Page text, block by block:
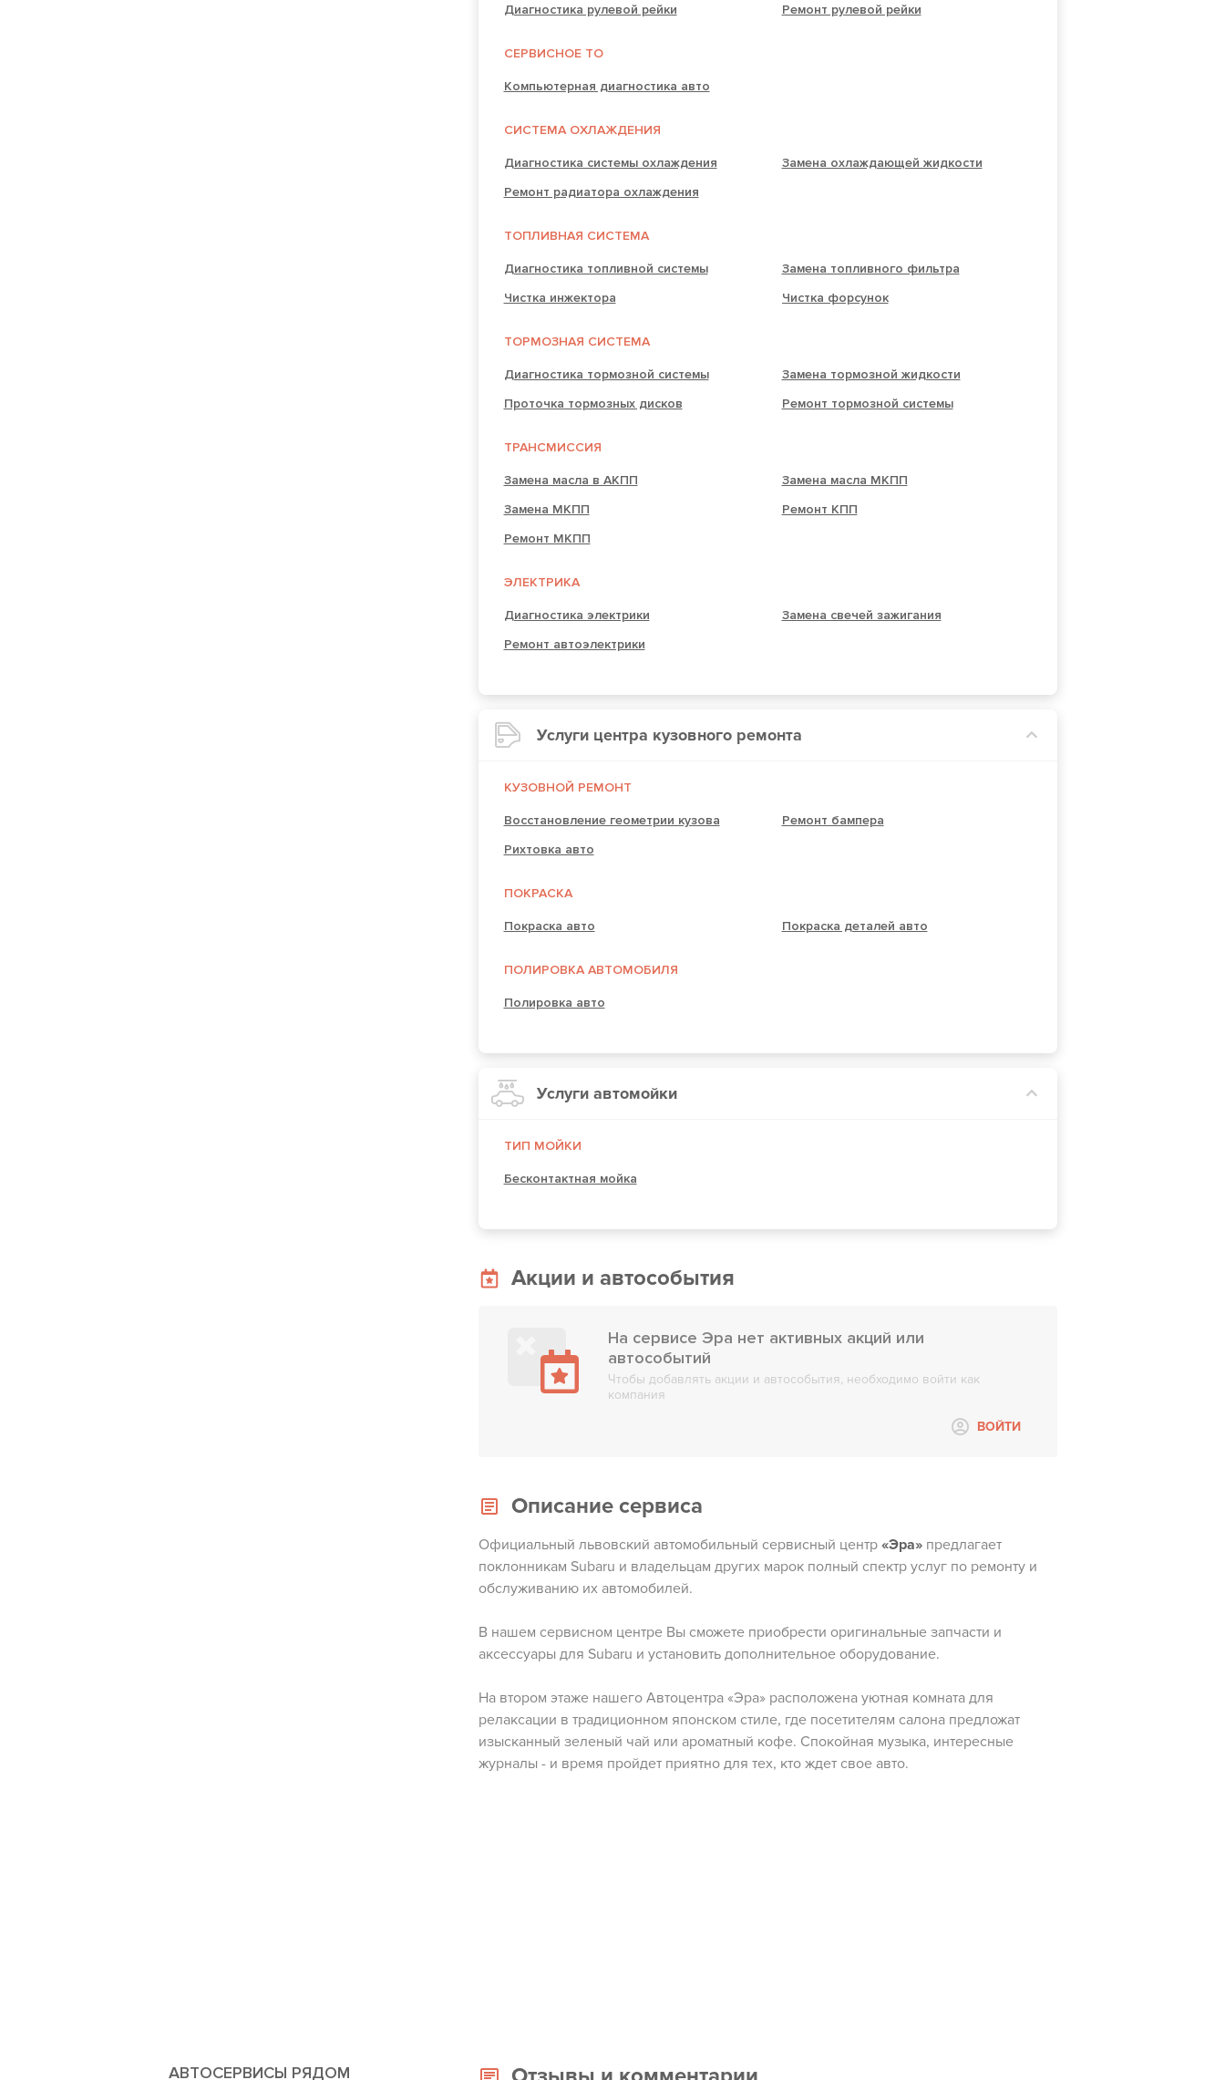
Диагностика рулевой рейки Ремонт рулевой рейки
СЕРВИСНОЕ ТО
Компьютерная диагностика авто
СИСТЕМА ОХЛАЖДЕНИЯ
Диагностика системы охлаждения
Замена охлаждающей жидкости
Ремонт радиатора охлаждения
ТОПЛИВНАЯ СИСТЕМА
Диагностика топливной системы
Замена топливного фильтра
Чистка инжектора
Чистка форсунок
ТОРМОЗНАЯ СИСТЕМА
Диагностика тормозной системы
Замена тормозной жидкости
Проточка тормозных дисков
Ремонт тормозной системы
ТРАНСМИССИЯ
Замена масла в АКПП
Замена масла МКПП
Замена МКПП
Ремонт КПП
Ремонт МКПП
ЭЛЕКТРИКА
Диагностика электрики
Замена свечей зажигания
Ремонт автоэлектрики
Услуги центра кузовного ремонта
КУЗОВНОЙ РЕМОНТ
Восстановление геометрии кузова
Ремонт бампера
Рихтовка авто
ПОКРАСКА
Покраска авто Покраска деталей авто
ПОЛИРОВКА АВТОМОБИЛЯ
Полировка авто
Услуги автомойки
ТИП МОЙКИ
Бесконтактная мойка
Акции и автособытия
На сервисе Эра нет активных акций или
автособытий
Чтобы добавлять акции и автособытия, необходимо войти как
компания
ВОЙТИ
Описание сервиса
Официальный львовский автомобильный сервисный центр«Эра»предлагает
поклонникам Subaru и владельцам других марок полный спектр услуг по ремонту и
обслуживанию их автомобилей.
В нашем сервисном центре Вы сможете приобрести оригинальные запчасти и
аксессуары для Subaru и установить дополнительное оборудование.
На втором этаже нашего Автоцентра «Эра» расположена уютная комната для
релаксации в традиционном японском стиле, где посетителям салона предложат
изысканный зеленый чай или ароматный кофе. Спокойная музыка, интересные
журналы - и время пройдет приятно для тех, кто ждет свое авто.
АВТОСЕРВИСЫ РЯДОМ